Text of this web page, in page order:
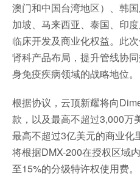
澳门和中国台湾地区）、韩
加坡、马来西亚、泰国、印
临床开发及商业化权益。此
肾科产品布局，提升管线协
身免疫疾病领域的战略地位。
根据协议，云顶新耀将向
款，以及最高不超过3,000万
最高不超过3亿美元的商业化
将根据DMX-200在授权区域
至15%的分级特许权使用费。